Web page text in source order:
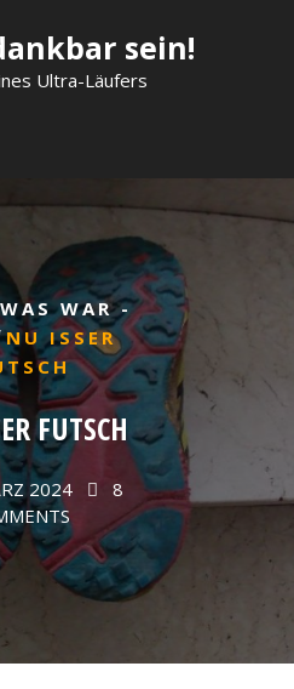
sein!
Ultra-Läufers
WAS WAR -
NU ISSER
FUTSCH
2024
8